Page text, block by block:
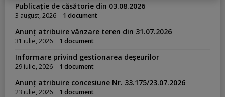
Publicație de căsătorie din 03.08.2026
3 august, 2026 1 document
Anunț atribuire vânzare teren din 31.07.2026
31 iulie, 2026 1 document
Informare privind gestionarea deșeurilor
29 iulie, 2026 1 document
Anunț atribuire concesiune Nr. 33.175/23.07.2026
23 iulie, 2026 1 document